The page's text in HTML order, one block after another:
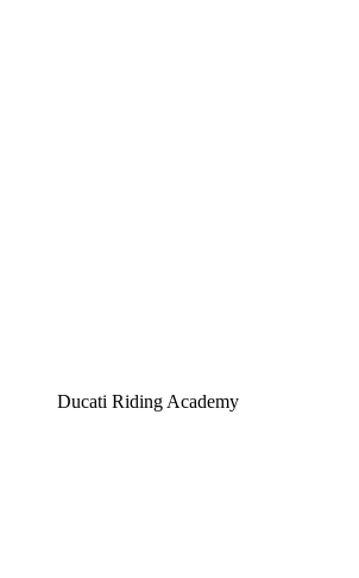
Ducati Riding Academy